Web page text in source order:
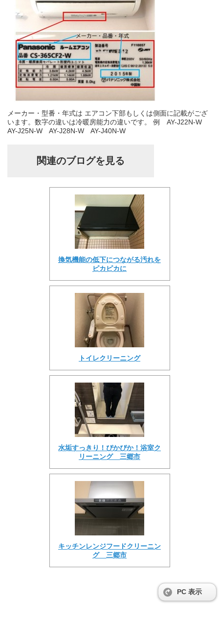
メーカー・型番・年式は エアコン下部もしくは側面に記載がござ
います。数字の違いは冷暖房能力の違いです。 例 AY-J22N-W
AY-J25N-W AY-J28N-W AY-J40N-W
関連のブログを見る
換気機能の低下につながる汚れを
ピカピカに
トイレクリーニング
水垢すっきり！ぴかぴか！浴室ク
リーニング 三郷市
キッチンレンジフードクリーニン
グ 三郷市
PC 表示